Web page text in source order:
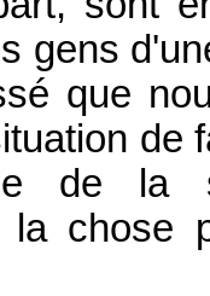
gens
que
de
de la
la chose